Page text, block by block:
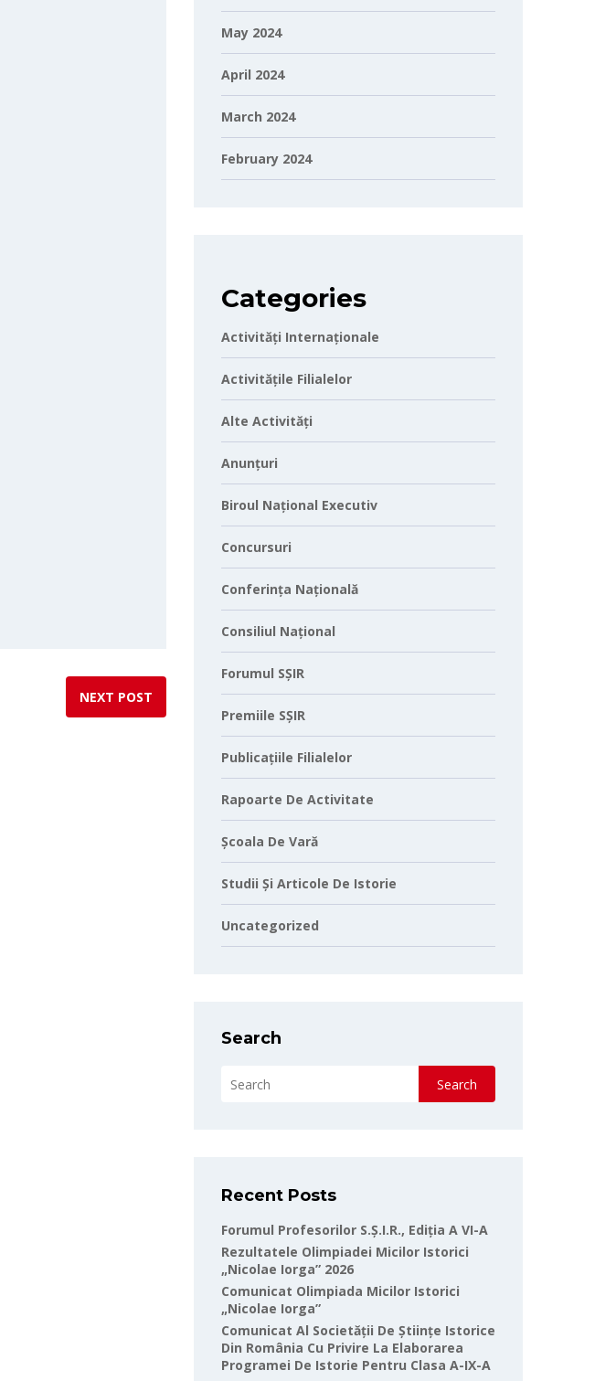
NEXT POST
May 2024
April 2024
March 2024
February 2024
Categories
Activități Internaționale
Activitățile Filialelor
Alte Activități
Anunțuri
Biroul Național Executiv
Concursuri
Conferința Națională
Consiliul Național
Forumul SȘIR
Premiile SȘIR
Publicațiile Filialelor
Rapoarte De Activitate
Școala De Vară
Studii Și Articole De Istorie
Uncategorized
Search
Search
Recent Posts
Forumul Profesorilor S.Ș.I.R., Ediția A VI-A
Rezultatele Olimpiadei Micilor Istorici
„Nicolae Iorga” 2026
Comunicat Olimpiada Micilor Istorici
„Nicolae Iorga”
Comunicat Al Societății De Științe Istorice
Din România Cu Privire La Elaborarea
Programei De Istorie Pentru Clasa A-IX-A